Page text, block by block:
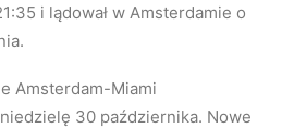
i lądował w Amsterdamie o
Amsterdam-Miami
30 października. Nowe